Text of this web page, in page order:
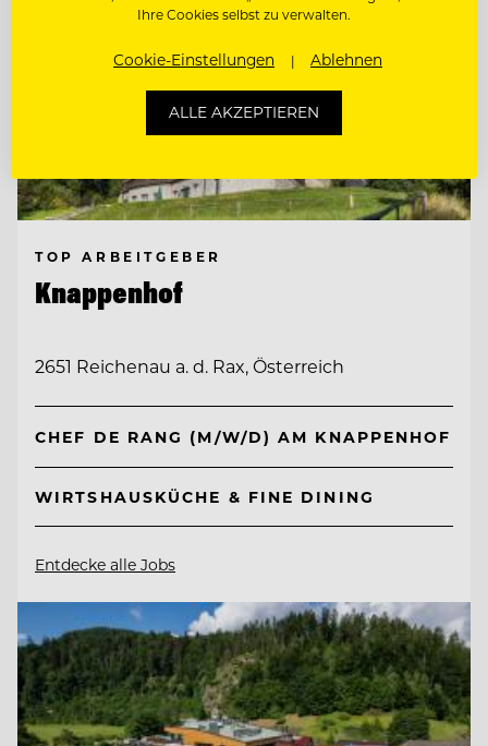
TOP ARBEITGEBER
Knappenhof
2651 Reichenau a. d. Rax, Österreich
CHEF DE RANG (M/W/D) AM KNAPPENHOF
WIRTSHAUSKÜCHE & FINE DINING
Entdecke alle Jobs
Ihre Cookies selbst zu verwalten.
Cookie-Einstellungen Ablehnen
ALLE AKZEPTIEREN